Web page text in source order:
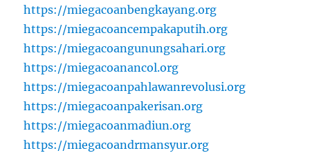
https://miegacoanbengkayang.org
https://miegacoancempakaputih.org
https://miegacoangunungsahari.org
https://miegacoanancol.org
https://miegacoanpahlawanrevolusi.org
https://miegacoanpakerisan.org
https://miegacoanmadiun.org
https://miegacoandrmansyur.org